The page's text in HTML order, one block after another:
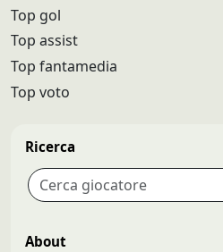
Top gol
Top assist
Top fantamedia
Top voto
Ricerca
About